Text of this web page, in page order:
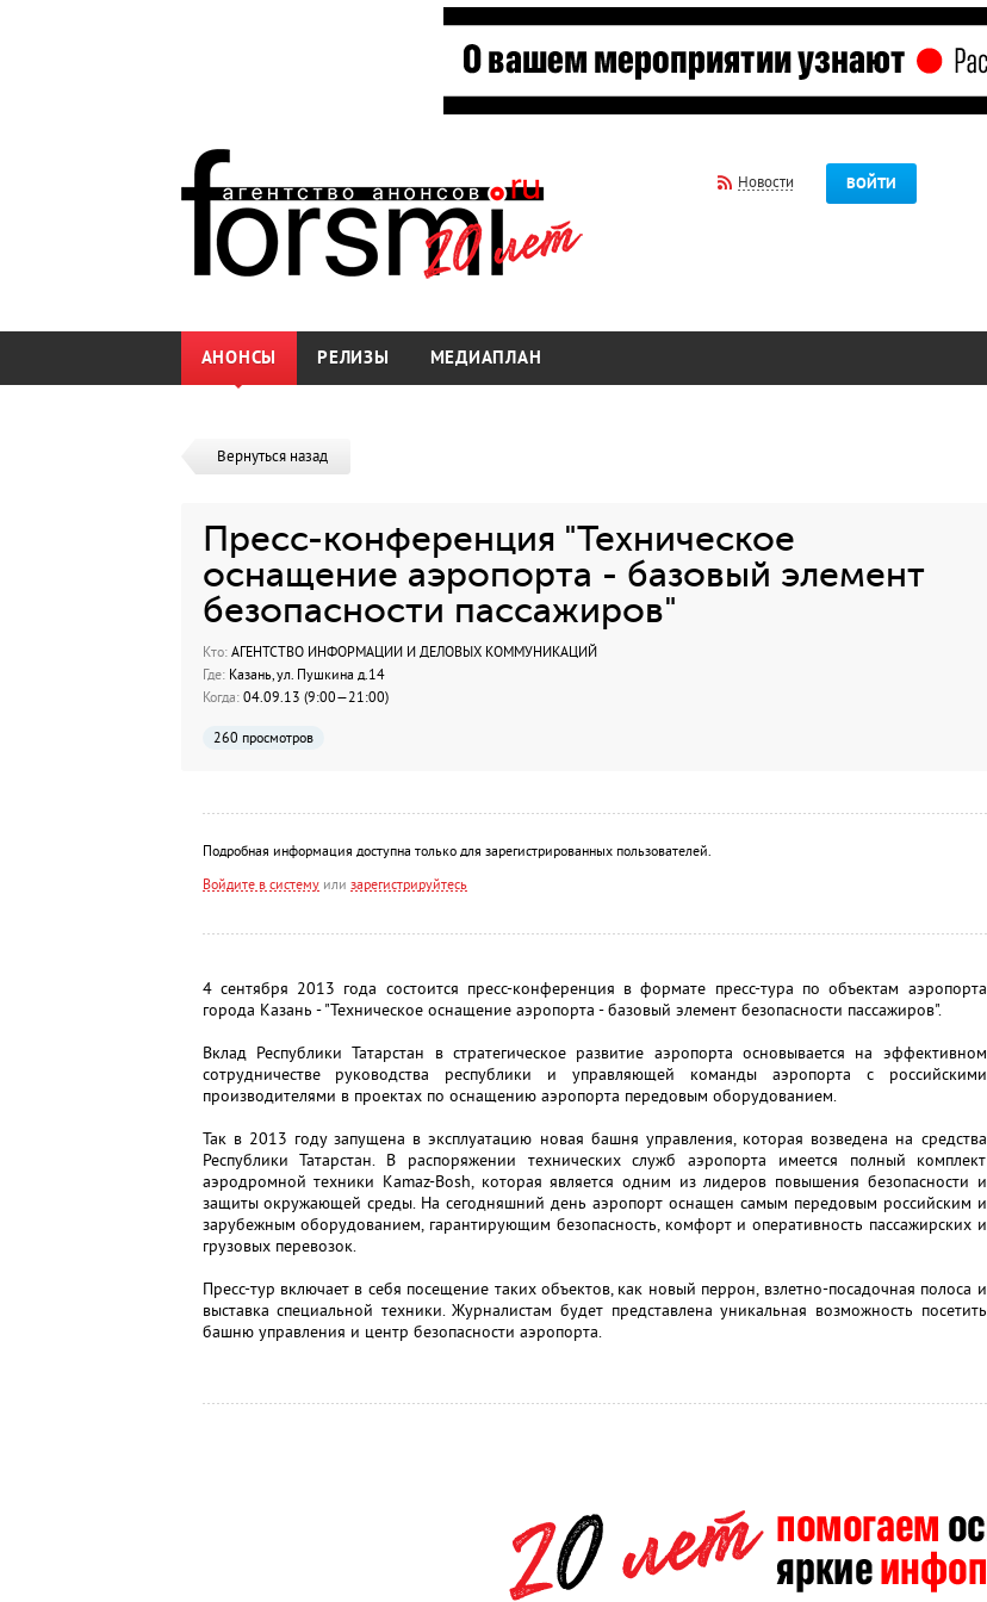
Новости ВОЙТИ
АНОНСЫ РЕЛИЗЫ МЕДИАПЛАН
Вернуться назад
Пресс-конференция "Техническое
оснащение аэропорта - базовый элемент
безопасности пассажиров"
Кто:АГЕНТСТВО ИНФОРМАЦИИ И ДЕЛОВЫХ КОММУНИКАЦИЙ
Где:Казань, ул. Пушкина д.14
Когда:04.09.13 (9:00—21:00)
260 просмотров
Подробная информация доступна только для зарегистрированных пользователей.
Войдите в системуили зарегистрируйтесь
4 сентября 2013 года состоится пресс-конференция в формате пресс-тура по объектам аэропорта
города Казань - "Техническое оснащение аэропорта - базовый элемент безопасности пассажиров".
Вклад Республики Татарстан в стратегическое развитие аэропорта основывается на эффективном
сотрудничестве руководства республики и управляющей команды аэропорта с российскими
производителями в проектах по оснащению аэропорта передовым оборудованием.
Так в 2013 году запущена в эксплуатацию новая башня управления, которая возведена на средства
Республики Татарстан. В распоряжении технических служб аэропорта имеется полный комплект
аэродромной техники Kamaz-Bosh, которая является одним из лидеров повышения безопасности и
защиты окружающей среды. На сегодняшний день аэропорт оснащен самым передовым российским и
зарубежным оборудованием, гарантирующим безопасность, комфорт и оперативность пассажирских и
грузовых перевозок.
Пресс-тур включает в себя посещение таких объектов, как новый перрон, взлетно-посадочная полоса и
выставка специальной техники. Журналистам будет представлена уникальная возможность посетить
башню управления и центр безопасности аэропорта.